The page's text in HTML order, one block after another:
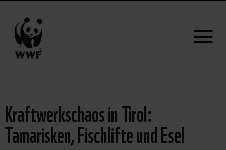
Kraftwerkschaos in Tirol:
Tamarisken, Fischlifte und Esel